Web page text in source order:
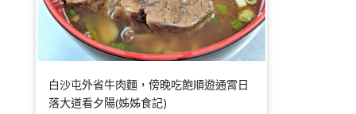
白沙屯外省牛肉麵，傍晚吃飽順遊通霄日
落大道看夕陽(姊姊食記)